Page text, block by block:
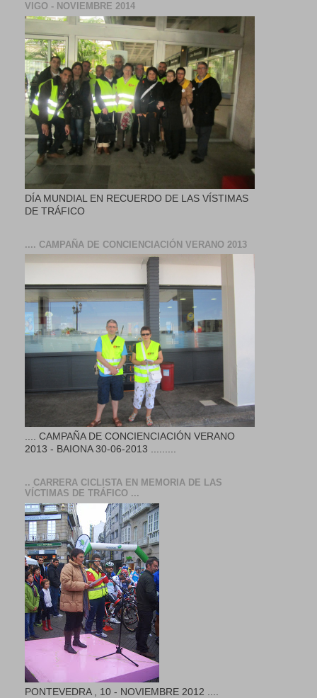
VIGO - NOVIEMBRE 2014
DÍA MUNDIAL EN RECUERDO DE LAS VÍSTIMAS
DE TRÁFICO
.... CAMPAÑA DE CONCIENCIACIÓN VERANO 2013
.... CAMPAÑA DE CONCIENCIACIÓN VERANO
2013 - BAIONA 30-06-2013 .........
.. CARRERA CICLISTA EN MEMORIA DE LAS
VÍCTIMAS DE TRÁFICO ...
PONTEVEDRA , 10 - NOVIEMBRE 2012 ....